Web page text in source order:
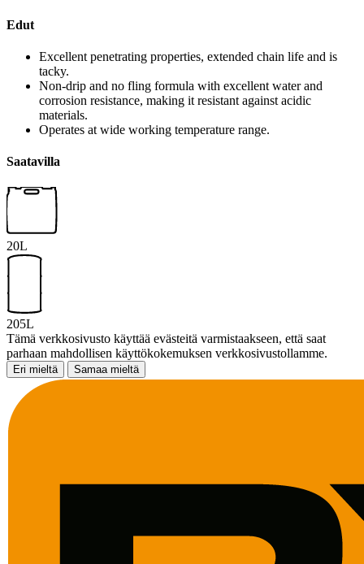
Edut
Excellent penetrating properties, extended chain life and is
tacky.
Non-drip and no fling formula with excellent water and
corrosion resistance, making it resistant against acidic
materials.
Operates at wide working temperature range.
Saatavilla
20L
205L
Tämä verkkosivusto käyttää evästeitä varmistaakseen, että saat
parhaan mahdollisen käyttökokemuksen verkkosivustollamme.
Eri mieltä Samaa mieltä